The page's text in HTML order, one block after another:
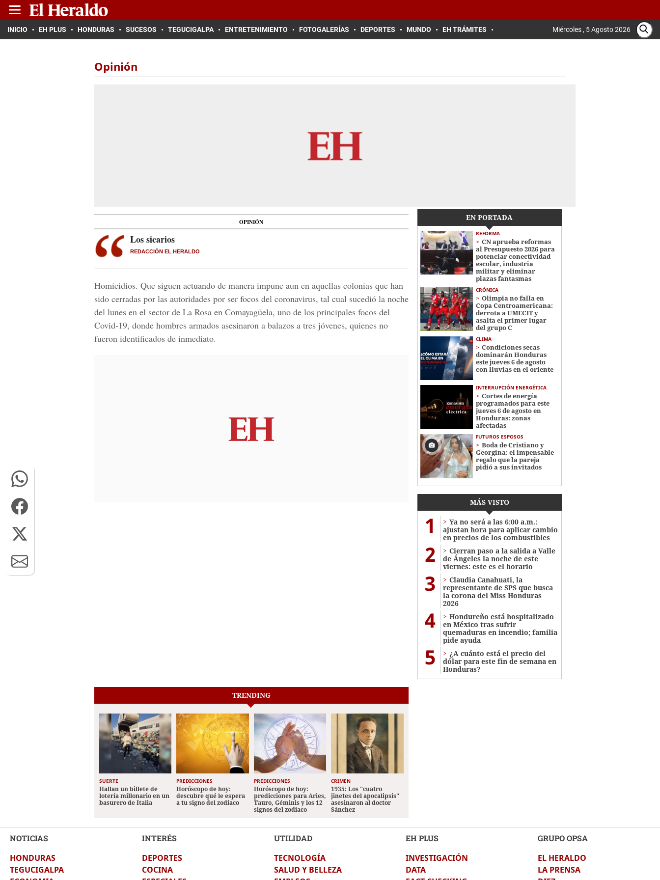
INICIO EH PLUS HONDURAS SUCESOS TEGUCIGALPA ENTRETENIMIENTO FOTOGALERÍAS DEPORTES MUNDO EH TRÁMITES Miércoles , 5 Agosto 2026
Opinión
OPINIÓN
Los sicarios
REDACCIÓN EL HERALDO
Homicidios. Que siguen actuando de manera impune aun en aquellas colonias que han
sido cerradas por las autoridades por ser focos del coronavirus, tal cual sucedió la noche
del lunes en el sector de La Rosa en Comayagüela, uno de los principales focos del
Covid-19, donde hombres armados asesinaron a balazos a tres jóvenes, quienes no
fueron identificados de inmediato.
EN PORTADA
REFORMA
CN aprueba reformas
al Presupuesto 2026 para
potenciar conectividad
escolar, industria
militar y eliminar
plazas fantasmas
CRÓNICA
Olimpia no falla en
Copa Centroamericana:
derrota a UMECIT y
asalta el primer lugar
del grupo C
CLIMA
Condiciones secas
dominarán Honduras
este jueves 6 de agosto
con lluvias en el oriente
INTERRUPCIÓN ENERGÉTICA
Cortes de energía
programados para este
jueves 6 de agosto en
Honduras: zonas
afectadas
FUTUROS ESPOSOS
Boda de Cristiano y
Georgina: el impensable
regalo que la pareja
pidió a sus invitados
MÁS VISTO
1
Ya no será a las 6:00 a.m.:
ajustan hora para aplicar cambio
en precios de los combustibles
2
Cierran paso a la salida a Valle
de Ángeles la noche de este
viernes: este es el horario
3
Claudia Canahuati, la
representante de SPS que busca
la corona del Miss Honduras
2026
4
Hondureño está hospitalizado
en México tras sufrir
quemaduras en incendio; familia
pide ayuda
5
¿A cuánto está el precio del
dólar para este fin de semana en
Honduras?
TRENDING
SUERTE
Hallan un billete de
lotería millonario en un
basurero de Italia
PREDICCIONES
Horóscopo de hoy:
descubre qué le espera
a tu signo del zodiaco
PREDICCIONES
Horóscopo de hoy:
predicciones para Aries,
Tauro, Géminis y los 12
signos del zodiaco
CRIMEN
1935: Los "cuatro
jinetes del apocalipsis"
asesinaron al doctor
Sánchez
NOTICIAS
HONDURAS
TEGUCIGALPA
INTERÉS
DEPORTES
COCINA
UTILIDAD
TECNOLOGÍA
SALUD Y BELLEZA
EH PLUS
INVESTIGACIÓN
DATA
GRUPO OPSA
EL HERALDO
LA PRENSA